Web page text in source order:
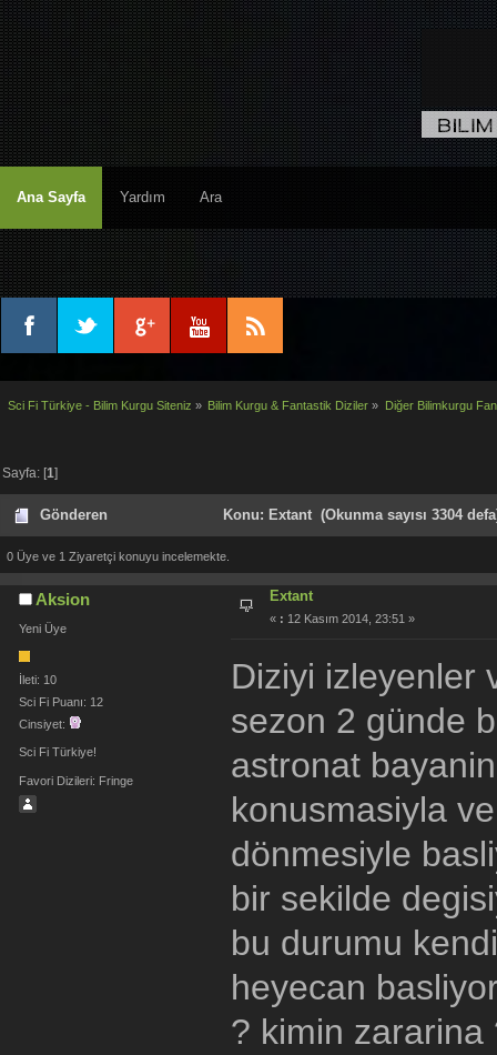
Ana Sayfa Yardım Ara
Sci Fi Türkiye - Bilim Kurgu Siteniz » Bilim Kurgu & Fantastik Diziler » Diğer Bilimkurgu
Sayfa: [1]
Gönderen Konu: Extant (Okunma sayısı 3304
0 Üye ve 1 Ziyaretçi konuyu incelemekte.
Aksion
Yeni Üye
İleti: 10
Sci Fi Puanı: 12
Cinsiyet:
Sci Fi Türkiye!
Favori Dizileri: Fringe
Extant
« : 12 Kasım 2014, 23:51 »
Diziyi izleyenler
sezon 2 günde
astronat
konusmasiyla
dönmesiyle
bir sekilde
bu durumu
heyecan
? kimin zararina